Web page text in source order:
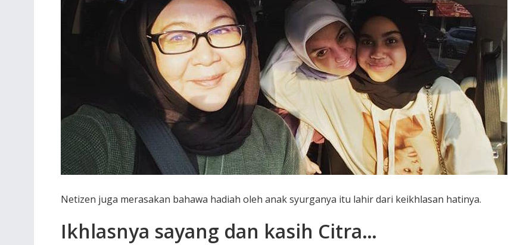
Netizen juga merasakan bahawa hadiah oleh anak syurganya itu lahir dari keikhlasan hatinya.
Ikhlasnya sayang dan kasih Citra…